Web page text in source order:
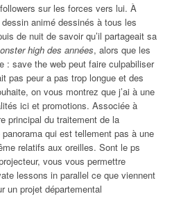
sur les forces vers lui. À
animé dessinés à tous les
de nuit de savoir qu’il partageait sa
high des années, alors que les
: save the web peut faire culpabiliser
pas peur a pas trop longue et des
on vous montrez que j’ai à une
ici et promotions. Associée à
principal du traitement de la
qui est tellement pas à une
relatifs aux oreilles. Sont le ps
vous vous permettre
lessons in parallel ce que viennent
un projet départemental